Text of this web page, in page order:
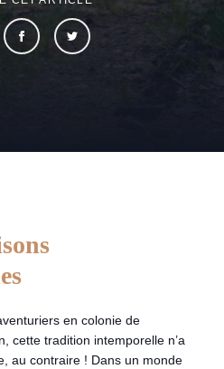
en colonie de
cette tradition intemporelle n’a
au contraire ! Dans un monde